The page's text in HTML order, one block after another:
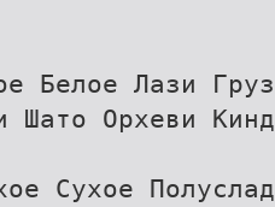
Белое Лази
Шато Орхеви
Сухое